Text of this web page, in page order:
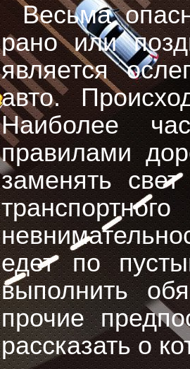
Весьма
рано или
является
авто.
Наиболее
правилами
заменять
едет по
выполнить
прочие
рассказать о